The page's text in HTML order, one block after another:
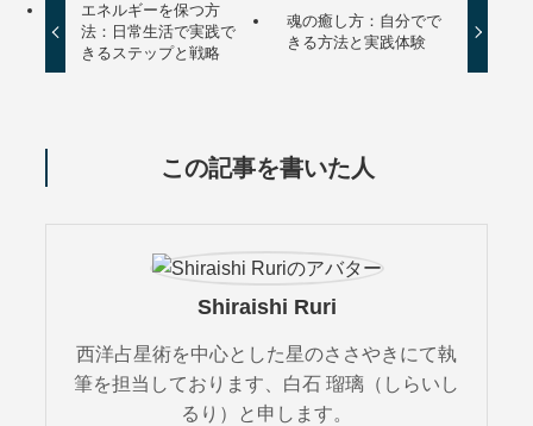
エネルギーを保つ方
法：日常生活で実践で
きるステップと戦略
魂の癒し方：自分でで
きる方法と実践体験
この記事を書いた人
Shiraishi Ruri
西洋占星術を中心とした星のささやきにて執
筆を担当しております、白石 瑠璃（しらいし
るり）と申します。